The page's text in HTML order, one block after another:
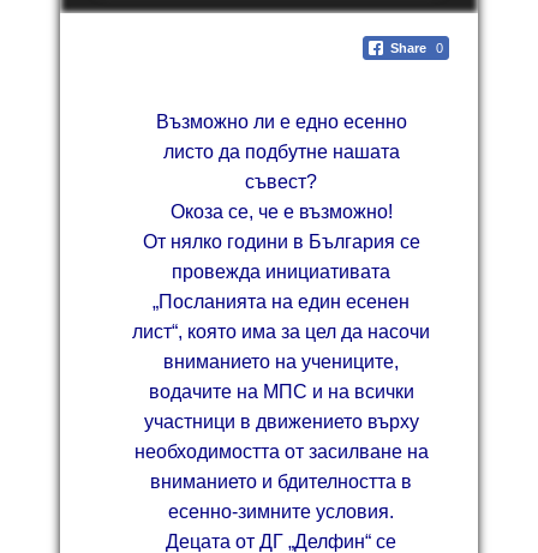
Share 0
Възможно ли е едно есенно
листо да подбутне нашата
съвест?
Окоза се, че е възможно!
От нялко години в България се
провежда инициативата
„Посланията на един есенен
лист“, която има за цел да насочи
вниманието на учениците,
водачите на МПС и на всички
участници в движението върху
необходимостта от засилване на
вниманието и бдителността в
есенно-зимните условия.
Децата от ДГ „Делфин“ се